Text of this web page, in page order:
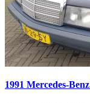
1991 Mercedes-